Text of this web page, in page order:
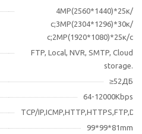
4MP(2560*1440)*25к/
с;3МР(2304*1296)*30к/
с;2MP(1920*1080)*25к/с
FTP, Local, NVR, SMTP, Cloud
storage.
≥52ДБ
64-12000Kbps
TCP/
99*99*81mm